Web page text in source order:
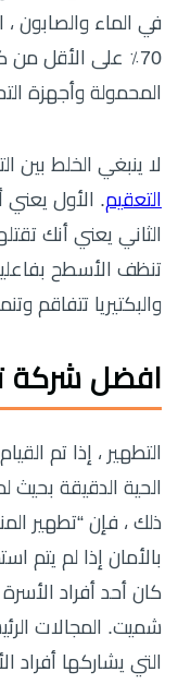
في الماء
70٪ على الأقل من
المحمولة وأجهزة
لا ينبغي الخلط بين
التعقيم. الأول يعني
الثاني يعني أنك
تنظف الأسطح
والبكتيريا تتفاقم
افضل شركة
التطهير ، إذا تم
الحية الدقيقة
ذلك ، فإن “تطهير
بالأمان إذا لم
كان أحد أفراد
شميت. المجالات
التي يشاركها